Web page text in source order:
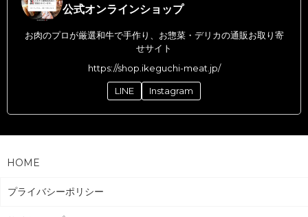
公式オンラインショップ
お肉のプロが厳選和牛で手作り、お惣菜・デリカの通販お取り寄
せサイト
https://shop.ikeguchi-meat.jp/
LINE Instagram
HOME
プライバシーポリシー